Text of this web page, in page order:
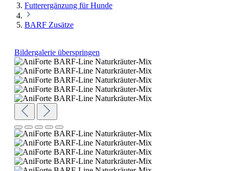
Futterergänzung für Hunde
BARF Zusätze
Bildergalerie überspringen